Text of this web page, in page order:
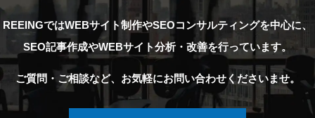
REEINGではWEBサイト制作やSEOコンサルティングを中心に、
SEO記事作成やWEBサイト分析・改善を行っています。
ご質問・ご相談など、お気軽にお問い合わせくださいませ。